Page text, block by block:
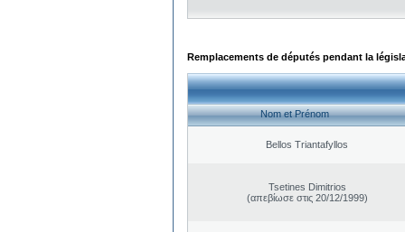
Remplacements de députés pendant la
Nom et Prénom
Bellos Triantafyllos
Tsetines Dimitrios
(απεβίωσε στις 20/12/1999)